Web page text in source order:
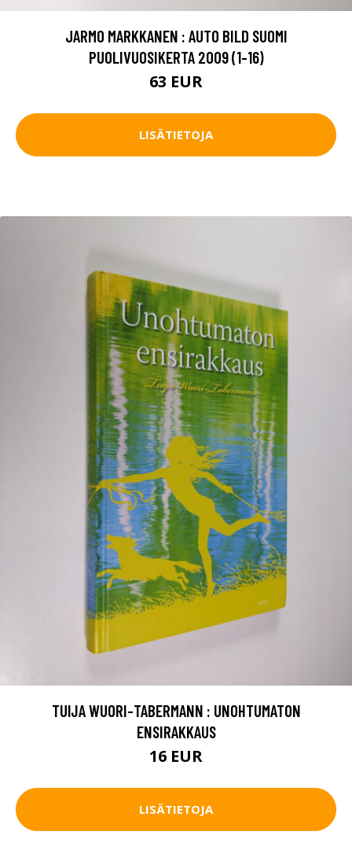
JARMO MARKKANEN : AUTO BILD SUOMI
PUOLIVUOSIKERTA 2009 (1-16)
63 EUR
LISÄTIETOJA
TUIJA WUORI-TABERMANN : UNOHTUMATON
ENSIRAKKAUS
16 EUR
LISÄTIETOJA